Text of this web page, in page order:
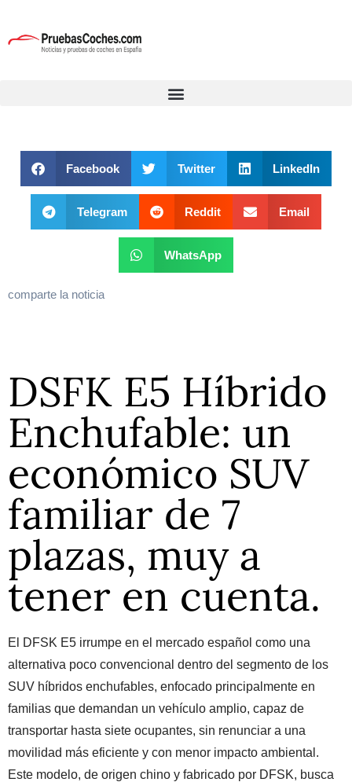
Facebook Twitter LinkedIn
Telegram Reddit Email
WhatsApp
comparte la noticia
DSFK E5 Híbrido
Enchufable: un
económico SUV
familiar de 7
plazas, muy a
tener en cuenta.
El DFSK E5 irrumpe en el mercado español como una
alternativa poco convencional dentro del segmento de los
SUV híbridos enchufables, enfocado principalmente en
familias que demandan un vehículo amplio, capaz de
transportar hasta siete ocupantes, sin renunciar a una
movilidad más eficiente y con menor impacto ambiental.
Este modelo, de origen chino y fabricado por DFSK, busca